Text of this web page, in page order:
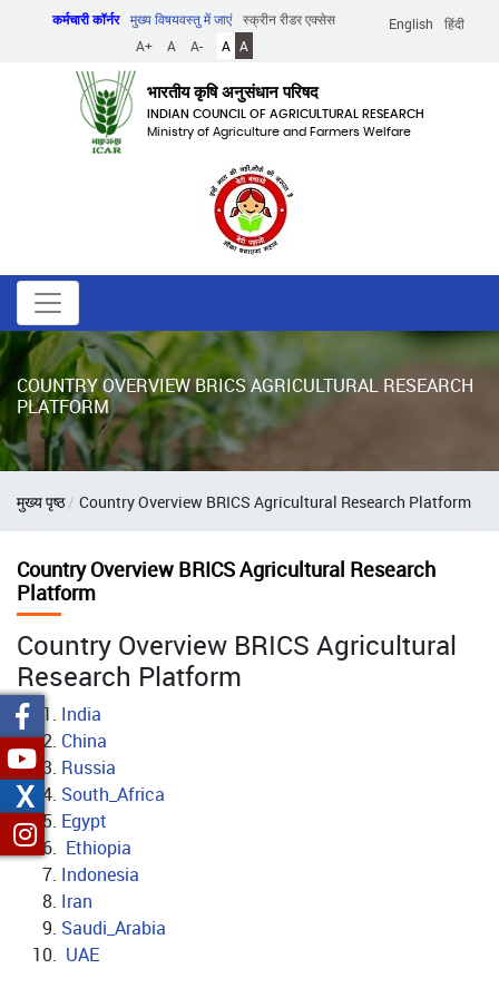
English हिंदी
कर्मचारी कॉर्नर मुख्य विषयवस्तु में जाएं
स्क्रीन रीडर एक्सेस
A+
A A- A A
भारतीय कृषि अनुसंधान परिषद
INDIAN COUNCIL OF AGRICULTURAL RESEARCH
Ministry of Agriculture and Farmers Welfare
COUNTRY OVERVIEW BRICS AGRICULTURAL RESEARCH
PLATFORM
पग
मुख्य पृष्ठ Country Overview BRICS Agricultural Research Platform
Country Overview BRICS Agricultural Research
Platform
Country Overview BRICS Agricultural
Research Platform
India
China
Russia
South_Africa
Egypt
Ethiopia
Indonesia
Iran
Saudi_Arabia
UAE
X